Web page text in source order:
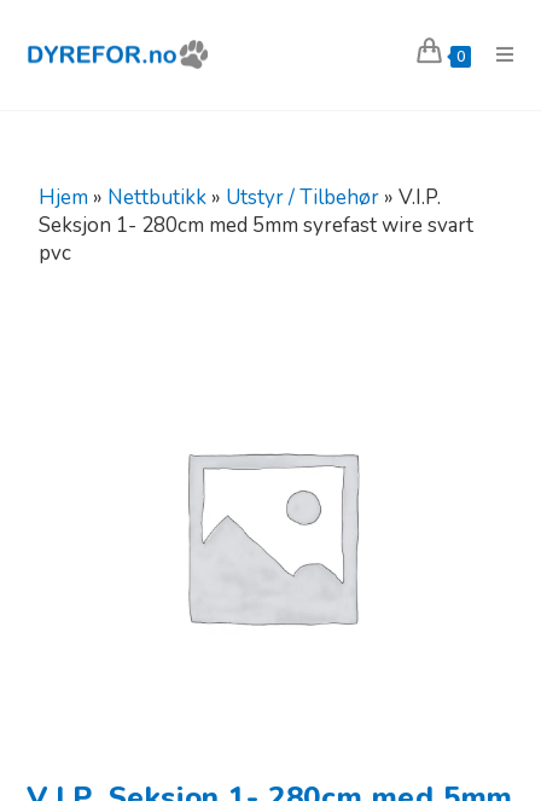
0
Hjem » Nettbutikk » Utstyr / Tilbehør »V.I.P.
Seksjon 1- 280cm med 5mm syrefast wire svart
pvc